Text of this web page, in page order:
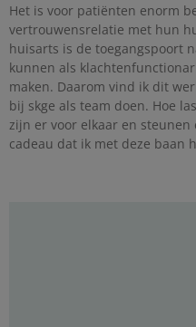
Het is voor patiënten enorm
vertrouwensrelatie met hun
huisarts is de toegangspoort
kunnen als
maken. Daarom vind ik dit
bij skge als team doen. Hoe
zijn er voor elkaar en
cadeau dat ik met deze baan